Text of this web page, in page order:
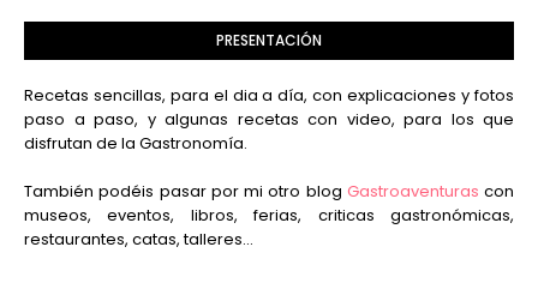
PRESENTACIÓN
Recetas sencillas, para el dia a día, con explicaciones y fotos
paso a paso, y algunas recetas con video, para los que
disfrutan de la Gastronomía.
También podéis pasar por mi otro blog Gastroaventuras con
museos, eventos, libros, ferias, criticas gastronómicas,
restaurantes, catas, talleres...